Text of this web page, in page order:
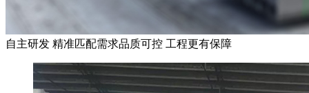
自主研发 精准匹配需求品质可控 工程更有保障